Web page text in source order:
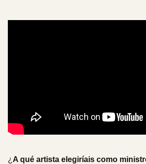
¿ A qué artista elegiríais como